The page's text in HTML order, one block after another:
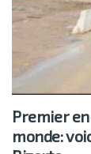
Premier
monde: